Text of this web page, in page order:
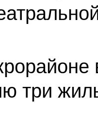
три